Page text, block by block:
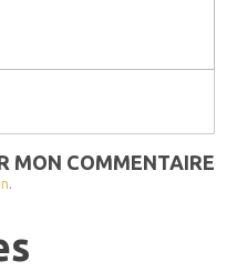
MON COMMENTAIRE
.